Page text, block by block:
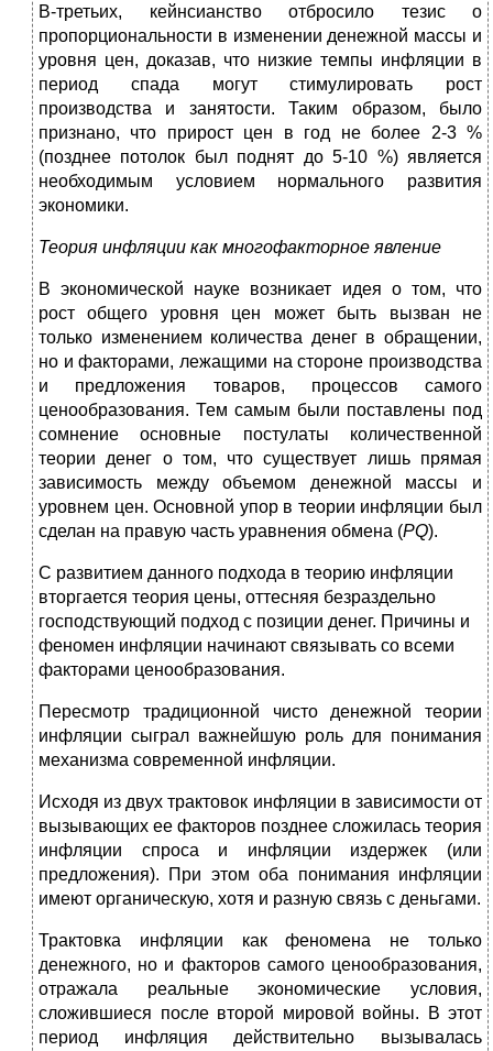
В-третьих, кейнсианство отбросило тезис о
пропорциональности в изменении денежной массы и
уровня цен, доказав, что низкие темпы инфляции в
период спада могут стимулировать рост
производства и занятости. Таким образом, было
признано, что прирост цен в год не более 2-3 %
(позднее потолок был поднят до 5-10 %) является
необходимым условием нормального развития
экономики.
Теория инфляции как многофакторное явление
В экономической науке возникает идея о том, что
рост общего уровня цен может быть вызван не
только изменением количества денег в обращении,
но и факторами, лежащими на стороне производства
и предложения товаров, процессов самого
ценообразования. Тем самым были поставлены под
сомнение основные постулаты количественной
теории денег о том, что существует лишь прямая
зависимость между объемом денежной массы и
уровнем цен. Основной упор в теории инфляции был
сделан на правую часть уравнения обмена (РQ).
С развитием данного подхода в теорию инфляции
вторгается теория цены, оттесняя безраздельно
господствующий подход с позиции денег. Причины и
феномен инфляции начинают связывать со всеми
факторами ценообразования.
Пересмотр традиционной чисто денежной теории
инфляции сыграл важнейшую роль для понимания
механизма современной инфляции.
Исходя из двух трактовок инфляции в зависимости от
вызывающих ее факторов позднее сложилась теория
инфляции спроса и инфляции издержек (или
предложения). При этом оба понимания инфляции
имеют органическую, хотя и разную связь с деньгами.
Трактовка инфляции как феномена не только
денежного, но и факторов самого ценообразования,
отражала реальные экономические условия,
сложившиеся после второй мировой войны. В этот
период инфляция действительно вызывалась